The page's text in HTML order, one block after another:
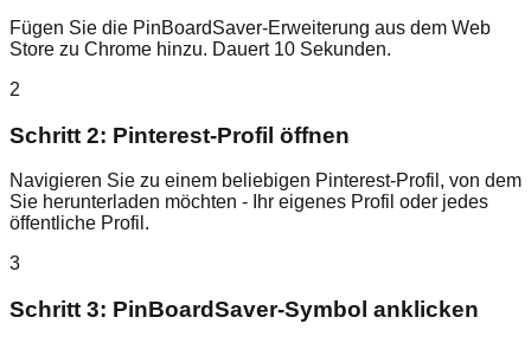
Fügen Sie die PinBoardSaver-Erweiterung aus dem Web
Store zu Chrome hinzu. Dauert 10 Sekunden.
2
Schritt 2: Pinterest-Profil öffnen
Navigieren Sie zu einem beliebigen Pinterest-Profil, von dem
Sie herunterladen möchten - Ihr eigenes Profil oder jedes
öffentliche Profil.
3
Schritt 3: PinBoardSaver-Symbol anklicken